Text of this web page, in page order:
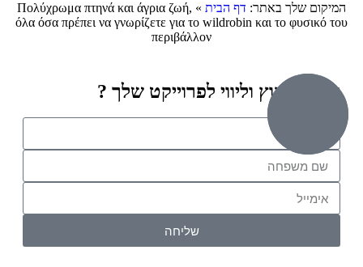
המיקום שלך באתר: דף הבית »
Πολύχρωμα πτηνά και άγρια ζωή,
όλα όσα πρέπει να γνωρίζετε για το wildrobin και το φυσικό του
περιβάλλον
זקוק לייעוץ וליווי לפרוייקט שלך ?
שליחה